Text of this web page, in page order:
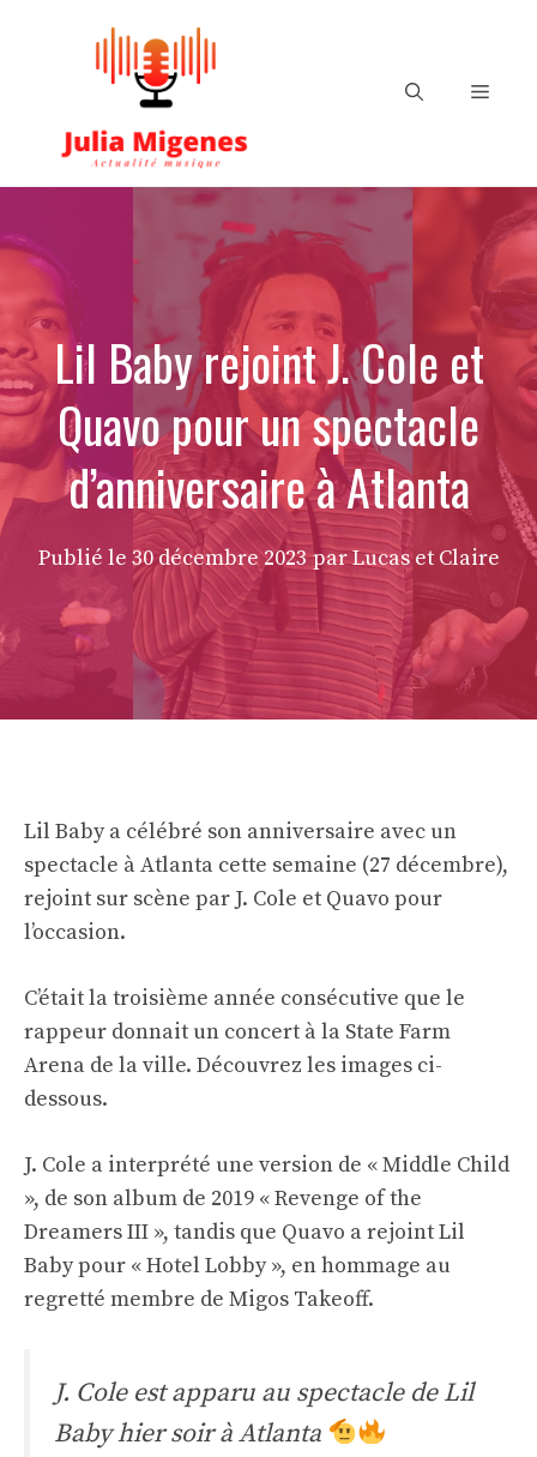
Menu
Lil Baby rejoint J. Cole et
Quavo pour un spectacle
d’anniversaire à Atlanta
Publié le 30 décembre 2023 par Lucas et Claire
Lil Baby a célébré son anniversaire avec un
spectacle à Atlanta cette semaine (27 décembre),
rejoint sur scène par J. Cole et Quavo pour
l’occasion.
C’était la troisième année consécutive que le
rappeur donnait un concert à la State Farm
Arena de la ville. Découvrez les images ci-
dessous.
J. Cole a interprété une version de « Middle Child
», de son album de 2019 « Revenge of the
Dreamers III », tandis que Quavo a rejoint Lil
Baby pour « Hotel Lobby », en hommage au
regretté membre de Migos Takeoff.
J. Cole est apparu au spectacle de Lil
Baby hier soir à Atlanta